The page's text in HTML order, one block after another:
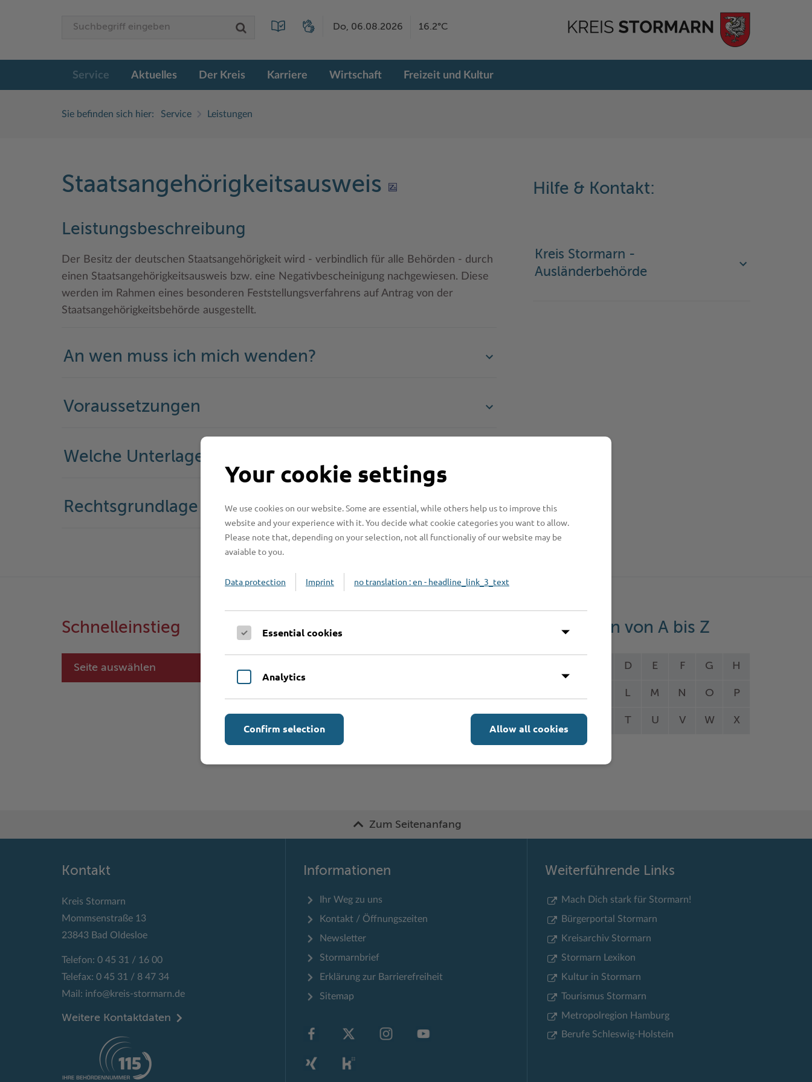
Do, 06.08.2026 16.2°C
Service Aktuelles Der Kreis Karriere Wirtschaft Freizeit und Kultur
Sie befinden sich hier: Service Leistungen
Staatsangehörigkeitsausweis
Leistungsbeschreibung
Der Besitz der deutschen Staatsangehörigkeit wird - verbindlich für alle Behörden - durch
einen Staatsangehörigkeitsausweis bzw. eine Negativbescheinigung nachgewiesen. Diese
werden im Rahmen eines besonderen Feststellungsverfahrens auf Antrag von der
Staatsangehörigkeitsbehörde ausgestellt.
An wen muss ich mich wenden?
Voraussetzungen
Welche Unterlagen werden benötigt?
Rechtsgrundlage
Hilfe & Kontakt:
Kreis Stormarn -
Ausländerbehörde
Schnelleinstieg
Seite auswählen
Online-Services Leistungen von A bis Z
D E F G H
L M N O P
T U V W X
Y Z
Zum Seitenanfang
Kontakt
Kreis Stormarn
Mommsenstraße 13
23843 Bad Oldesloe
Telefon: 0 45 31 / 16 00
Telefax: 0 45 31 / 8 47 34
Mail: info@kreis-stormarn.de
Weitere Kontaktdaten
Informationen
Ihr Weg zu uns
Kontakt / Öffnungszeiten
Newsletter
Stormarnbrief
Erklärung zur Barrierefreiheit
Sitemap
Weiterführende Links
Mach Dich stark für Stormarn!
Bürgerportal Stormarn
Kreisarchiv Stormarn
Stormarn Lexikon
Kultur in Stormarn
Tourismus Stormarn
Metropolregion Hamburg
Berufe Schleswig-Holstein
Your cookie settings
We use cookies on our website. Some are essential, while others help us to improve this
website and your experience with it. You decide what cookie categories you want to allow.
Please note that, depending on your selection, not all functionaliy of our website may be
avaiable to you.
Data protection Imprint no translation : en - headline_link_3_text
Essential cookies
Analytics
Allow all cookies
Confirm selection